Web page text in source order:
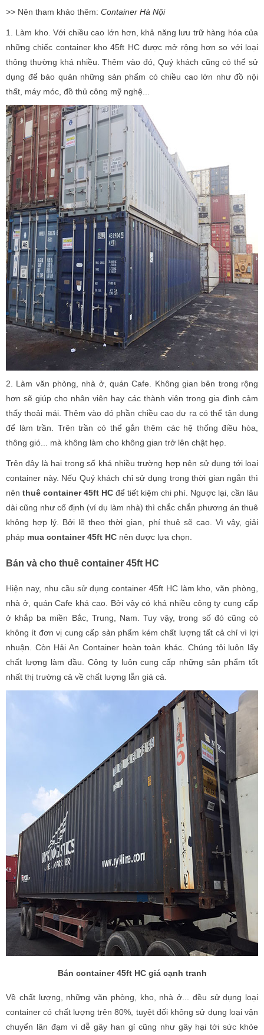
>> Nên tham khảo thêm: Container Hà Nội
1. Làm kho. Với chiều cao lớn hơn, khả năng lưu trữ hàng hóa của
những chiếc container kho 45ft HC được mở rộng hơn so với loại
thông thường khá nhiều. Thêm vào đó, Quý khách cũng có thể sử
dụng để bảo quản những sản phẩm có chiều cao lớn như đồ nội
thất, máy móc, đồ thủ công mỹ nghệ...
2. Làm văn phòng, nhà ở, quán Cafe. Không gian bên trong rộng
hơn sẽ giúp cho nhân viên hay các thành viên trong gia đình cảm
thấy thoải mái. Thêm vào đó phần chiều cao dư ra có thể tận dụng
để làm trần. Trên trần có thể gắn thêm các hệ thống điều hòa,
thông gió... mà không làm cho không gian trở lên chật hẹp.
Trên đây là hai trong số khá nhiều trường hợp nên sử dụng tới loại
container này. Nếu Quý khách chỉ sử dụng trong thời gian ngắn thì
nên thuê container 45ft HC để tiết kiệm chi phí. Ngược lại, cần lâu
dài cũng như cố định (ví dụ làm nhà) thì chắc chắn phương án thuê
không hợp lý. Bởi lẽ theo thời gian, phí thuê sẽ cao. Vì vậy, giải
pháp mua container 45ft HC nên được lựa chọn.
Bán và cho thuê container 45ft HC
Hiện nay, nhu cầu sử dụng container 45ft HC làm kho, văn phòng,
nhà ở, quán Cafe khá cao. Bởi vậy có khá nhiều công ty cung cấp
ở khắp ba miền Bắc, Trung, Nam. Tuy vậy, trong số đó cũng có
không ít đơn vị cung cấp sản phẩm kém chất lượng tất cả chỉ vì lợi
nhuận. Còn Hải An Container hoàn toàn khác. Chúng tôi luôn lấy
chất lượng làm đầu. Công ty luôn cung cấp những sản phẩm tốt
nhất thị trường cả về chất lượng lẫn giá cả.
Bán container 45ft HC giá cạnh tranh
Về chất lượng, những văn phòng, kho, nhà ở... đều sử dụng loại
container có chất lượng trên 80%, tuyệt đối không sử dụng loại vận
chuyển lân đạm vì dễ gây han gỉ cũng như gây hại tới sức khỏe